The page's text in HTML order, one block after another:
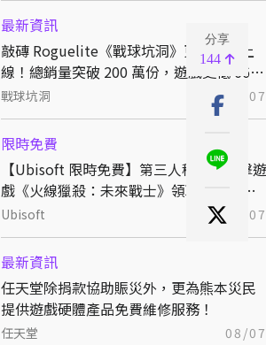
最新資訊
敲磚 Roguelite《戰球坑洞》更新免費上
線！總銷量突破 200 萬份，遊戲史低 66
折熱銷中
戰球坑洞 08/07
限時免費
【Ubisoft 限時免費】第三人稱戰術射擊遊
戲《火線獵殺：未來戰士》領取後永久保
存
Ubisoft 08/07
最新資訊
任天堂除捐款協助賑災外，更為熊本災民
提供遊戲硬體產品免費維修服務！
任天堂 08/07
分享
144